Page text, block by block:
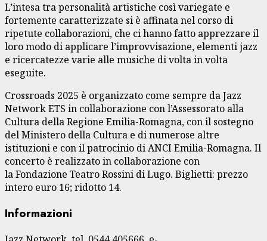
L’intesa tra personalità artistiche così variegate e
fortemente caratterizzate si è affinata nel corso di
ripetute collaborazioni, che ci hanno fatto apprezzare il
loro modo di applicare l’improvvisazione, elementi jazz
e ricercatezze varie alle musiche di volta in volta
eseguite.
Crossroads 2025 è organizzato come sempre da Jazz
Network ETS in collaborazione con l’Assessorato alla
Cultura della Regione Emilia-Romagna, con il sostegno
del Ministero della Cultura e di numerose altre
istituzioni e con il patrocinio di ANCI Emilia-Romagna. Il
concerto è realizzato in collaborazione con
la Fondazione Teatro Rossini di Lugo. Biglietti: prezzo
intero euro 16; ridotto 14.
Informazioni